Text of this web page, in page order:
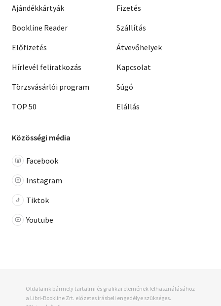
Ajándékkártyák
Bookline Reader
Előfizetés
Hírlevél feliratkozás
Törzsvásárlói program
TOP 50
Fizetés
Szállítás
Átvevőhelyek
Kapcsolat
Súgó
Elállás
Közösségi média
Facebook
Instagram
Tiktok
Youtube
Oldalaink bármely tartalmi és grafikai elemének felhasználásához
a Libri-Bookline Zrt. előzetes írásbeli engedélye szükséges.